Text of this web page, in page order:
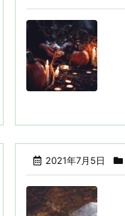
2021年7月5日